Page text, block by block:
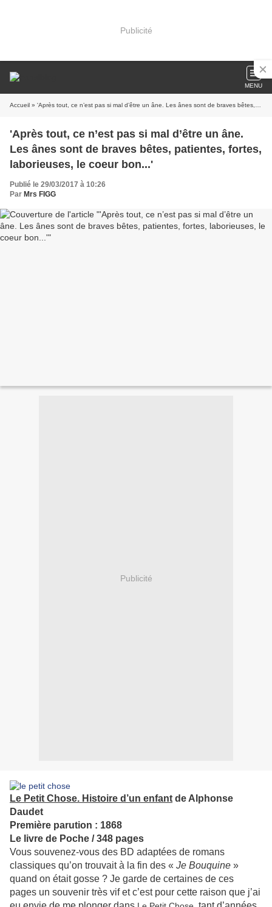
Publicité
MENU
Accueil » 'Après tout, ce n’est pas si mal d’être un âne. Les ânes sont de braves bêtes, patientes, fortes, laborieuses, le coeur bon...'
'Après tout, ce n’est pas si mal d’être un âne.
Les ânes sont de braves bêtes, patientes, fortes,
laborieuses, le coeur bon...'
Publié le 29/03/2017 à 10:26
Par Mrs FIGG
Publicité
Le Petit Chose. Histoire d’un enfant de Alphonse
Daudet
Première parution : 1868
Le livre de Poche / 348 pages
Vous souvenez-vous des BD adaptées de romans
classiques qu’on trouvait à la fin des « Je Bouquine »
quand on était gosse ? Je garde de certaines de ces
pages un souvenir très vif et c’est pour cette raison que j’ai